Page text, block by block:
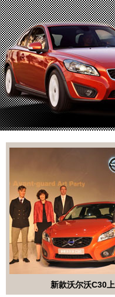
新款沃尔沃C30